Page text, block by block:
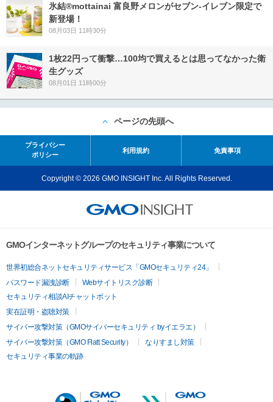
氷結®mottainai 富良野メロンがセブン‐イレブン限定で
新登場！
08月03日 11時30分
1枚22円って衝撃…100均で買えるとは思ってなかった衛
生グッズ
08月01日 11時00分
ページの先頭へ
プライバシー
ポリシー
利用規約 免責事項
Copyright © 2026 GMO INSIGHT Inc. All Rights Reserved.
GMOインターネットグループのセキュリティ事業について
世界初総合ネットセキュリティサービス「GMOセキュリティ24」
パスワード漏洩診断
Webサイトリスク診断
セキュリティ相談AIチャットボット
実在証明・盗聴対策
サイバー攻撃対策（GMOサイバーセキュリティ byイエラエ）
サイバー攻撃対策（GMO Flatt Security）
なりすまし対策
セキュリティ事業の軌跡